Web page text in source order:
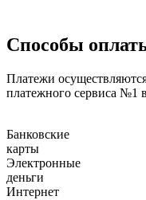
Способы
Платежи
платежного сервиса №1
Банковские
карты
Электронные
деньги
Интернет